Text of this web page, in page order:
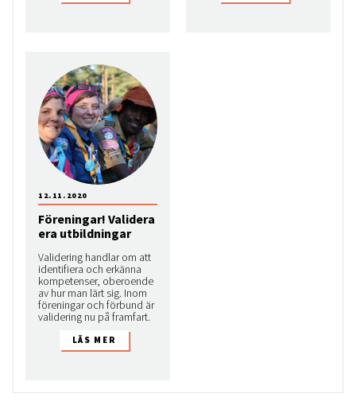
Föreningar! Validera
era utbildningar
Validering handlar om att
identifiera och erkänna
kompetenser, oberoende
av hur man lärt sig. Inom
föreningar och förbund är
validering nu på framfart.
12.11.2020